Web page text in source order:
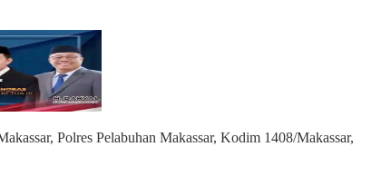
Polres Pelabuhan Makassar, Kodim 1408/Makassar,